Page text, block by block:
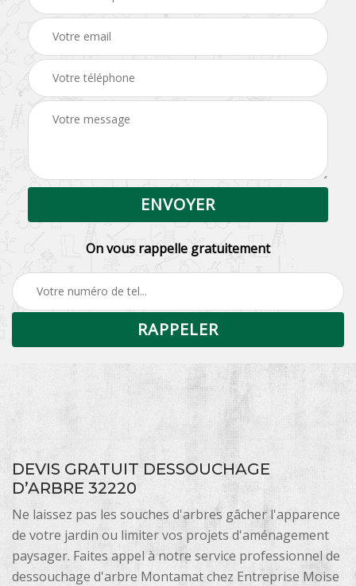
On vous rappelle gratuitement
DEVIS GRATUIT DESSOUCHAGE
D’ARBRE 32220
Ne laissez pas les souches d'arbres gâcher l'apparence
de votre jardin ou limiter vos projets d'aménagement
paysager. Faites appel à notre service professionnel de
dessouchage d'arbre Montamat chez Entreprise Moise